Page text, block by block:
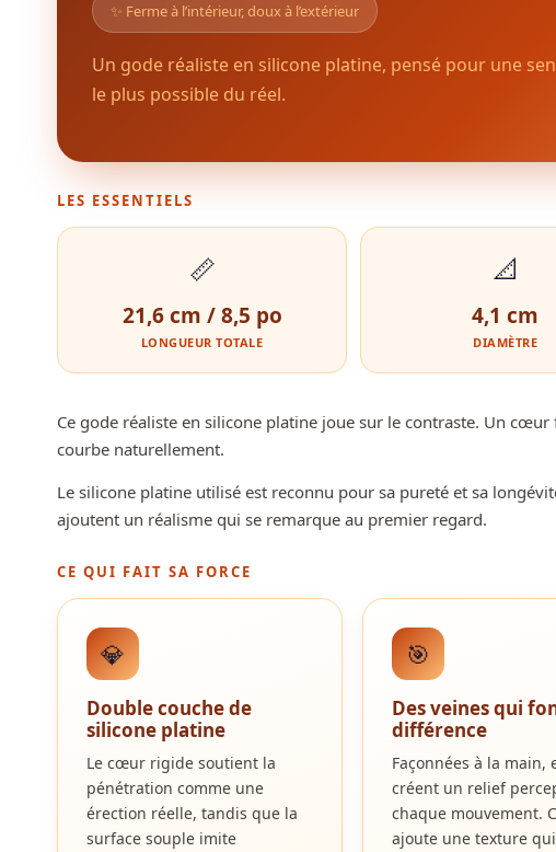
✨ Ferme à l’intérieur, doux à l’extérieur
Un gode réaliste en silicone platine, pensé pour une
le plus possible du réel.
LES ESSENTIELS
📏
21,6 cm / 8,5 po
LONGUEUR TOTALE
📐
4,1 cm
DIAMÈTRE
Ce gode réaliste en silicone platine joue sur le contraste. Un
courbe naturellement.
Le silicone platine utilisé est reconnu pour sa pureté et sa
ajoutent un réalisme qui se remarque au premier regard.
CE QUI FAIT SA FORCE
💎
Double couche de
silicone platine
Le cœur rigide soutient la
pénétration comme une
érection réelle, tandis que la
surface souple imite
🎯
Des veines qui
différence
Façonnées à la main,
créent un relief
chaque mouvement.
ajoute une texture qui